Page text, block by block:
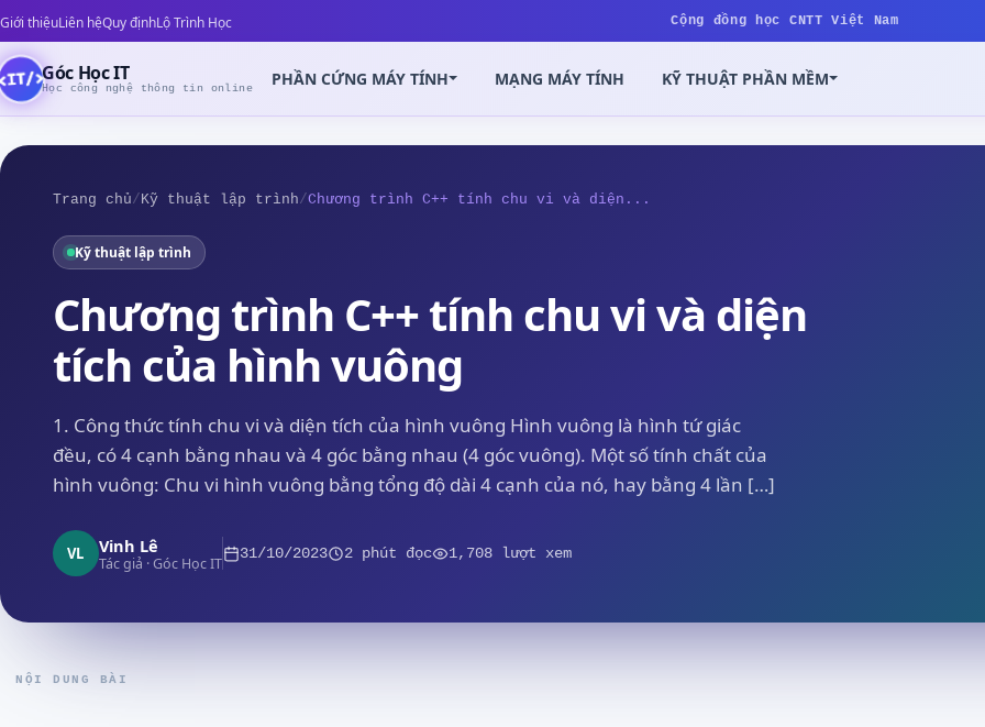
Giới thiệuLiên hệQuy địnhLộ Trình Học Cộng đồng học CNTT Việt Nam
Góc Học IT
Học công nghệ thông tin online PHẦN CỨNG MÁY TÍNH MẠNG MÁY TÍNH KỸ THUẬT PHẦN MỀM
Trang chủ/ Kỹ thuật lập trình/Chương trình C++ tính chu vi và diện...
Kỹ thuật lập trình
Chương trình C++ tính chu vi và diện
tích của hình vuông
1. Công thức tính chu vi và diện tích của hình vuông Hình vuông là hình tứ giác
đều, có 4 cạnh bằng nhau và 4 góc bằng nhau (4 góc vuông). Một số tính chất của
hình vuông: Chu vi hình vuông bằng tổng độ dài 4 cạnh của nó, hay bằng 4 lần […]
VL Vinh Lê
Tác giả · Góc Học IT
31/10/2023 2 phút đọc 1,708 lượt xem
NỘI DUNG BÀI